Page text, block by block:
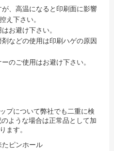
、高温になると印刷面に影響
え下さい。
お避け下さい。
などの使用は印刷ハゲの原因
のご使用はお避け下さい。
プについて弊社でも二重に検
ような場合は正常品として加
ます。
ピンホール